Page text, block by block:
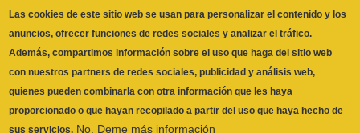
portabilidad de tus datos al nuevo responsable.
Derecho de supresión: Puedes solicitar que
eliminemos tus datos cuando ya no sean
necesarios para el tratamiento, retires tu
Necesarias
Las cookies necesarias ayudan a hacer una página web utilizable
activando funciones básicas como la navegación en la página y el
acceso a áreas seguras de la página web. La página web no
puede funcionar adecuadamente sin estas cookies.
Preferencias
Las cookies de preferencias permiten a la página web recordar